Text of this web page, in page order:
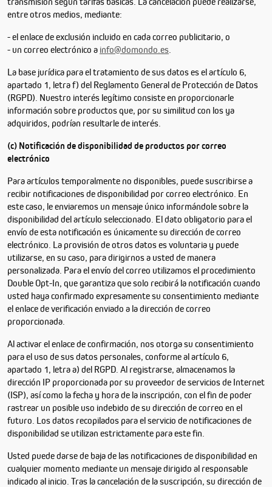
entre otros medios, mediante:
- el enlace de exclusión incluido en cada correo publicitario, o
- un correo electrónico a info@domondo.es.
La base jurídica para el tratamiento de sus datos es el artículo 6,
apartado 1, letra f) del Reglamento General de Protección de Datos
(RGPD). Nuestro interés legítimo consiste en proporcionarle
información sobre productos que, por su similitud con los ya
adquiridos, podrían resultarle de interés.
(c) Notificación de disponibilidad de productos por correo
electrónico
Para artículos temporalmente no disponibles, puede suscribirse a
recibir notificaciones de disponibilidad por correo electrónico. En
este caso, le enviaremos un mensaje único informándole sobre la
disponibilidad del artículo seleccionado. El dato obligatorio para el
envío de esta notificación es únicamente su dirección de correo
electrónico. La provisión de otros datos es voluntaria y puede
utilizarse, en su caso, para dirigirnos a usted de manera
personalizada. Para el envío del correo utilizamos el procedimiento
Double Opt-In, que garantiza que solo recibirá la notificación cuando
usted haya confirmado expresamente su consentimiento mediante
el enlace de verificación enviado a la dirección de correo
proporcionada.
Al activar el enlace de confirmación, nos otorga su consentimiento
para el uso de sus datos personales, conforme al artículo 6,
apartado 1, letra a) del RGPD. Al registrarse, almacenamos la
dirección IP proporcionada por su proveedor de servicios de Internet
(ISP), así como la fecha y hora de la inscripción, con el fin de poder
rastrear un posible uso indebido de su dirección de correo en el
futuro. Los datos recopilados para el servicio de notificaciones de
disponibilidad se utilizan estrictamente para este fin.
Usted puede darse de baja de las notificaciones de disponibilidad en
cualquier momento mediante un mensaje dirigido al responsable
indicado al inicio. Tras la cancelación de la suscripción, su dirección de